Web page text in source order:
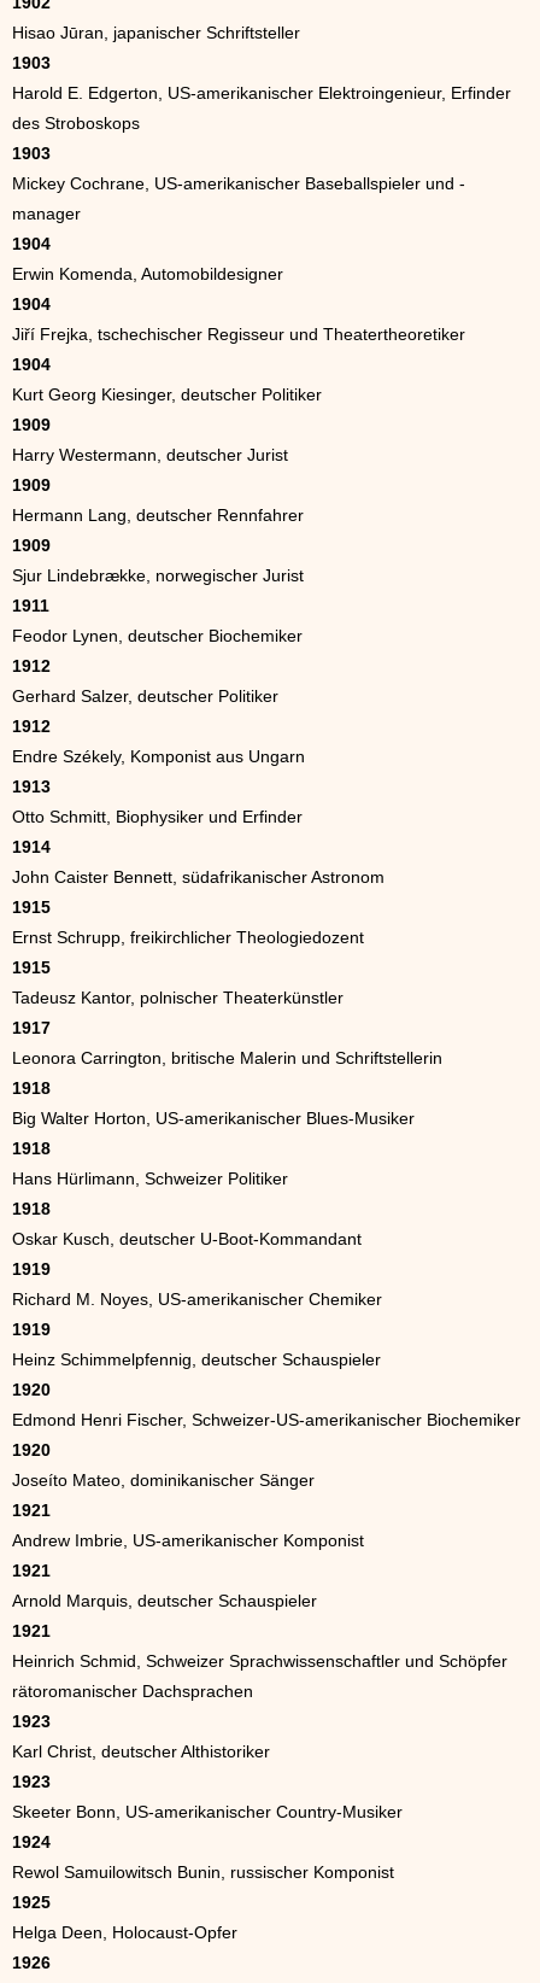
Hisao Jūran, japanischer Schriftsteller
1903
Harold E. Edgerton, US-amerikanischer Elektroingenieur, Erfinder
des Stroboskops
1903
Mickey Cochrane, US-amerikanischer Baseballspieler und -
manager
1904
Erwin Komenda, Automobildesigner
1904
Jiří Frejka, tschechischer Regisseur und Theatertheoretiker
1904
Kurt Georg Kiesinger, deutscher Politiker
1909
Harry Westermann, deutscher Jurist
1909
Hermann Lang, deutscher Rennfahrer
1909
Sjur Lindebrække, norwegischer Jurist
1911
Feodor Lynen, deutscher Biochemiker
1912
Gerhard Salzer, deutscher Politiker
1912
Endre Székely, Komponist aus Ungarn
1913
Otto Schmitt, Biophysiker und Erfinder
1914
John Caister Bennett, südafrikanischer Astronom
1915
Ernst Schrupp, freikirchlicher Theologiedozent
1915
Tadeusz Kantor, polnischer Theaterkünstler
1917
Leonora Carrington, britische Malerin und Schriftstellerin
1918
Big Walter Horton, US-amerikanischer Blues-Musiker
1918
Hans Hürlimann, Schweizer Politiker
1918
Oskar Kusch, deutscher U-Boot-Kommandant
1919
Richard M. Noyes, US-amerikanischer Chemiker
1919
Heinz Schimmelpfennig, deutscher Schauspieler
1920
Edmond Henri Fischer, Schweizer-US-amerikanischer Biochemiker
1920
Joseíto Mateo, dominikanischer Sänger
1921
Andrew Imbrie, US-amerikanischer Komponist
1921
Arnold Marquis, deutscher Schauspieler
1921
Heinrich Schmid, Schweizer Sprachwissenschaftler und Schöpfer
rätoromanischer Dachsprachen
1923
Karl Christ, deutscher Althistoriker
1923
Skeeter Bonn, US-amerikanischer Country-Musiker
1924
Rewol Samuilowitsch Bunin, russischer Komponist
1925
Helga Deen, Holocaust-Opfer
1926